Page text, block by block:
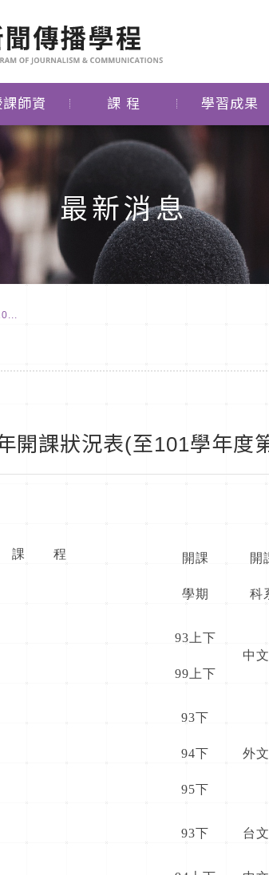
課師資 課 程 學習成果
最新消息
開課狀況表(至101學年度
課 程 開課
學期
開
科
93上下
99上下
中
93下
94下
95下
外
93下 台